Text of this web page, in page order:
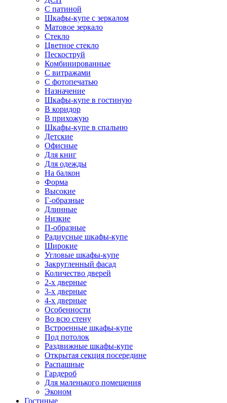
С патиной
Шкафы-купе с зеркалом
Матовое зеркало
Стекло
Цветное стекло
Пескоструй
Комбинированные
С витражами
С фотопечатью
Назначение
Шкафы-купе в гостиную
В коридор
В прихожую
Шкафы-купе в спальню
Детские
Офисные
Для книг
Для одежды
На балкон
Форма
Высокие
Г-образные
Длинные
Низкие
П-образные
Радиусные шкафы-купе
Широкие
Угловые шкафы-купе
Закругленный фасад
Количество дверей
2-х дверные
3-х дверные
4-х дверные
Особенности
Во всю стену
Встроенные шкафы-купе
Под потолок
Раздвижные шкафы-купе
Открытая секция посередине
Распашные
Гардероб
Для маленького помещения
Эконом
Гостиные